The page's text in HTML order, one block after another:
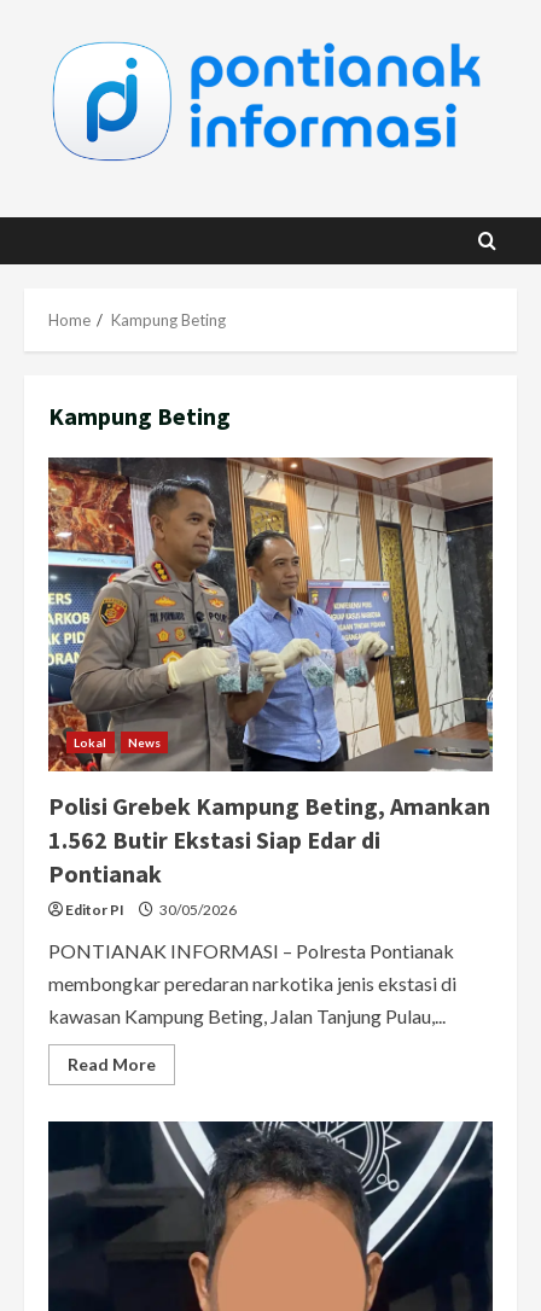
content
Home Kampung Beting
Kampung Beting
Lokal News
Polisi Grebek Kampung Beting, Amankan
1.562 Butir Ekstasi Siap Edar di
Pontianak
Editor PI 30/05/2026
PONTIANAK INFORMASI – Polresta Pontianak
membongkar peredaran narkotika jenis ekstasi di
kawasan Kampung Beting, Jalan Tanjung Pulau,...
Read MoreRead
more
Grebek
Kampung
Beting,
Amankan
Butir
Siap
Edar
Pontianak